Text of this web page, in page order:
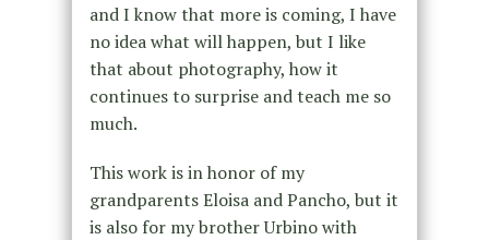
and I know that more is coming, I have
no idea what will happen, but I like
that about photography, how it
continues to surprise and teach me so
much.
This work is in honor of my
grandparents Eloisa and Pancho, but it
is also for my brother Urbino with